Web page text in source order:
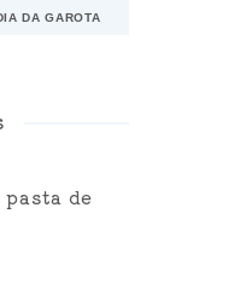
DA GAROTA
de